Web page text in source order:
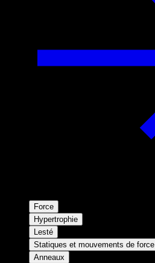
Force
Hypertrophie
Lesté
Statiques et mouvements de force
Anneaux